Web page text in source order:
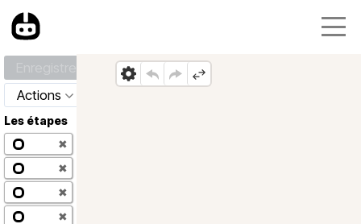
Actions
Les étapes
✖
✖
✖
✖